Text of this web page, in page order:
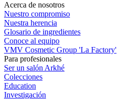
Acerca de nosotros
Nuestro compromiso
Nuestra herencia
Glosario de ingredientes
Conoce al equipo
VMV Cosmetic Group 'La Factory'
Para profesionales
Ser un salón Arkhé
Colecciones
Education
Investigación